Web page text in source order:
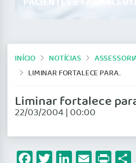
INÍCIO NOTÍCIAS
LIMINAR FORTALECE PARALISAÇÃO
Liminar fortalece
22/03/2004 | 00:00